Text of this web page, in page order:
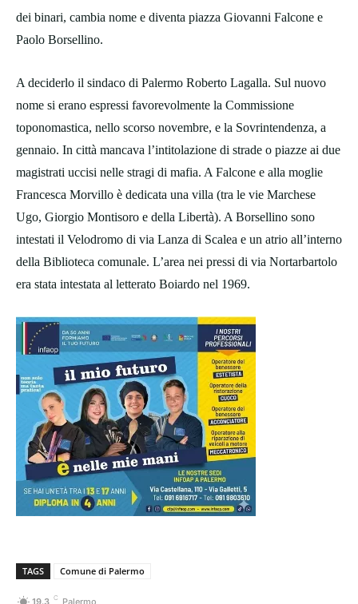
dei binari, cambia nome e diventa piazza Giovanni Falcone e
Paolo Borsellino.
A deciderlo il sindaco di Palermo Roberto Lagalla. Sul nuovo
nome si erano espressi favorevolmente la Commissione
toponomastica, nello scorso novembre, e la Sovrintendenza, a
gennaio. In città mancava l’intitolazione di strade o piazze ai due
magistrati uccisi nelle stragi di mafia. A Falcone e alla moglie
Francesca Morvillo è dedicata una villa (tra le vie Marchese
Ugo, Giorgio Montisoro e della Libertà). A Borsellino sono
intestati il Velodromo di via Lanza di Scalea e un atrio all’interno
della Biblioteca comunale. L’area nei pressi di via Nortarbartolo
era stata intestata al letterato Boiardo nel 1969.
TAGS Comune di Palermo
C